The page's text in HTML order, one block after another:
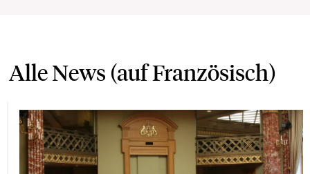
Alle News (auf Französisch)